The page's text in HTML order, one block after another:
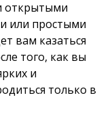
открытыми
или простыми
вам казаться
того, как вы
и
только в